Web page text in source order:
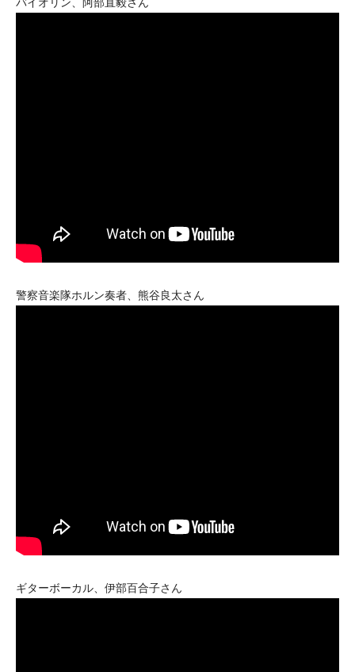
警察音楽隊ホルン奏者、熊谷良太さん
ギターボーカル、伊部百合子さん